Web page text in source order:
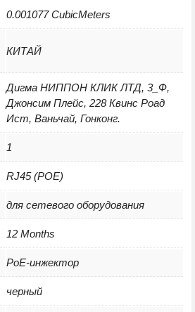
0.001077 CubicMeters
КИТАЙ
Дигма НИППОН КЛИК ЛТД, 3_Ф,
Джонсим Плейс, 228 Квинс Роад
Ист, Ваньчай, Гонконг.
1
RJ45 (POE)
для сетевого оборудования
12 Months
PoE-инжектор
черный